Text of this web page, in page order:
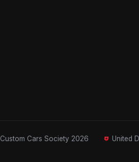
Custom Cars Society 2026
United